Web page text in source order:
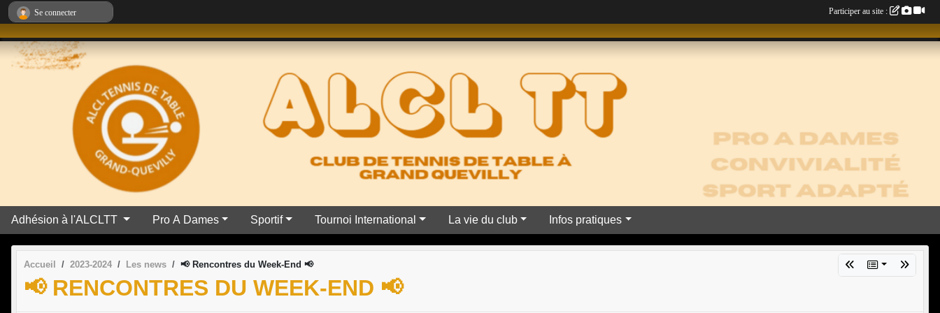
Adhésion à l'ALCLTT Pro A Dames Sportif Tournoi International La vie du club Infos pratiques
Accueil 2023-2024 Les news 📢 Rencontres du Week-End 📢
📢 RENCONTRES DU WEEK-END 📢
Se connecter Participer au site :
Panneau de gestion des cookies